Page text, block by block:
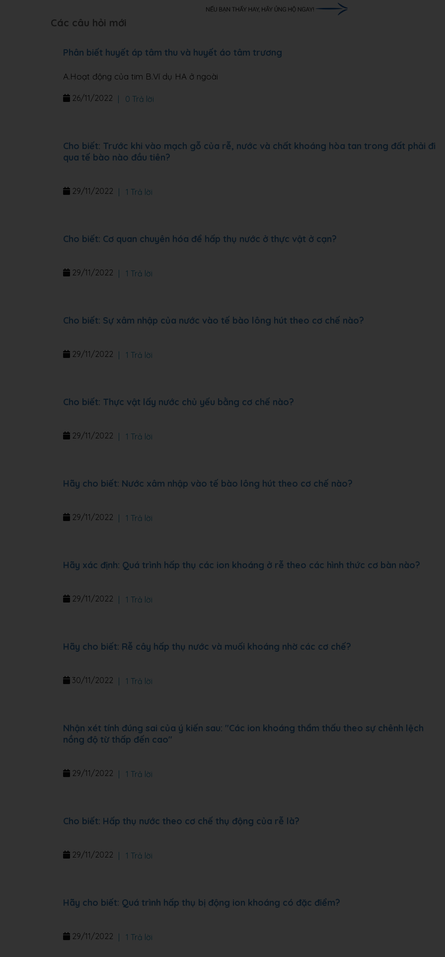
Các câu hỏi mới
Phân biết huyết áp tâm thu và huyết áo tâm trương
A.Hoạt động của tim B.Ví dụ HA ở ngoài
26/11/2022 0 Trả lời
Cho biết: Trước khi vào mạch gỗ của rễ, nước và chất khoáng hòa tan trong đất phải đi
qua tế bào nào đầu tiên?
29/11/2022 1 Trả lời
Cho biết: Cơ quan chuyên hóa để hấp thụ nước ở thực vật ở cạn?
29/11/2022 1 Trả lời
Cho biết: Sự xâm nhập của nước vào tế bào lông hút theo cơ chế nào?
29/11/2022 1 Trả lời
Cho biết: Thực vật lấy nước chủ yếu bằng cơ chế nào?
29/11/2022 1 Trả lời
Hãy cho biết: Nước xâm nhập vào tế bào lông hút theo cơ chế nào?
29/11/2022 1 Trả lời
Hãy xác định: Quá trình hấp thụ các ion khoáng ở rễ theo các hình thức cơ bàn nào?
29/11/2022 1 Trả lời
Hãy cho biết: Rễ cây hấp thụ nước và muối khoáng nhờ các cơ chế?
30/11/2022 1 Trả lời
Nhận xét tính đúng sai của ý kiến sau: "Các ion khoáng thẩm thấu theo sự chênh lệch
nồng độ từ thấp đến cao"
29/11/2022 1 Trả lời
Cho biết: Hấp thụ nước theo cơ chế thụ động của rễ là?
29/11/2022 1 Trả lời
Hãy cho biết: Quá trình hấp thụ bị động ion khoáng có đặc điểm?
29/11/2022 1 Trả lời